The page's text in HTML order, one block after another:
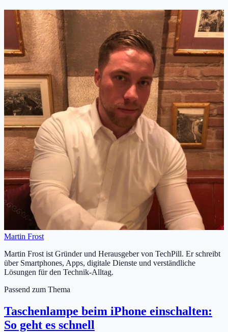
Martin Frost
Martin Frost ist Gründer und Herausgeber von TechPill. Er schreibt
über Smartphones, Apps, digitale Dienste und verständliche
Lösungen für den Technik-Alltag.
Passend zum Thema
Taschenlampe beim iPhone einschalten:
So geht es schnell